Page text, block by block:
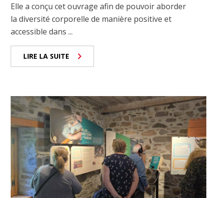
Elle a conçu cet ouvrage afin de pouvoir aborder
la diversité corporelle de manière positive et
accessible dans ...
LIRE LA SUITE